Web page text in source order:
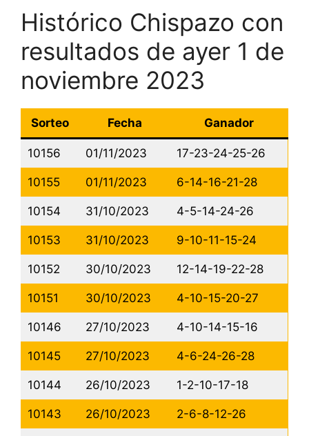
Histórico Chispazo con
resultados de ayer 1 de
noviembre 2023
Sorteo Fecha Ganador
10156 01/11/2023 17-23-24-25-26
10155 01/11/2023 6-14-16-21-28
10154 31/10/2023 4-5-14-24-26
10153 31/10/2023 9-10-11-15-24
10152 30/10/2023 12-14-19-22-28
10151 30/10/2023 4-10-15-20-27
10146 27/10/2023 4-10-14-15-16
10145 27/10/2023 4-6-24-26-28
10144 26/10/2023 1-2-10-17-18
10143 26/10/2023 2-6-8-12-26